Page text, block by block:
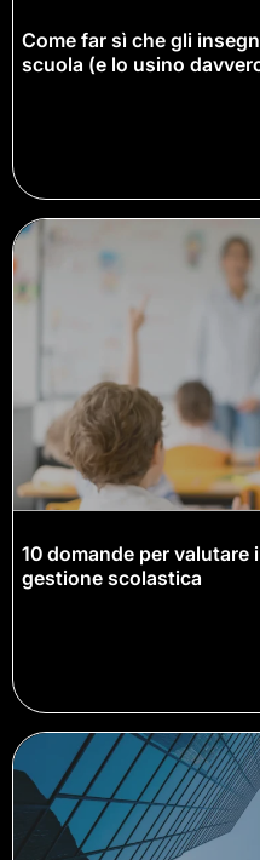
Come far sì che gli
scuola (e lo usino
10 domande per
gestione scolastica